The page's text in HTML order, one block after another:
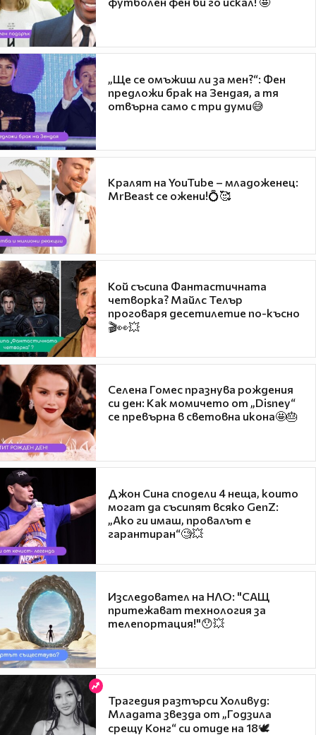
„Ще се омъжиш ли за мен?“: Фен
предложи брак на Зендая, а тя
отвърна само с три думи😅
Кралят на YouTube – младоженец:
MrBeast се ожени!💍🥰
Кой съсипа Фантастичната
четворка? Майлс Телър
проговаря десетилетие по-късно
🎬👀💥
Селена Гомес празнува рождения
си ден: Как момичето от „Disney“
се превърна в световна икона🤩🎂
Джон Сина сподели 4 неща, които
могат да съсипят всяко GenZ:
„Ако ги имаш, провалът е
гарантиран“🧐💥
Изследовател на НЛО: "САЩ
притежават технология за
телепортация!"😯💥
Трагедия разтърси Холивуд:
Младата звезда от „Годзила
срещу Конг“ си отиде на 18🕊️